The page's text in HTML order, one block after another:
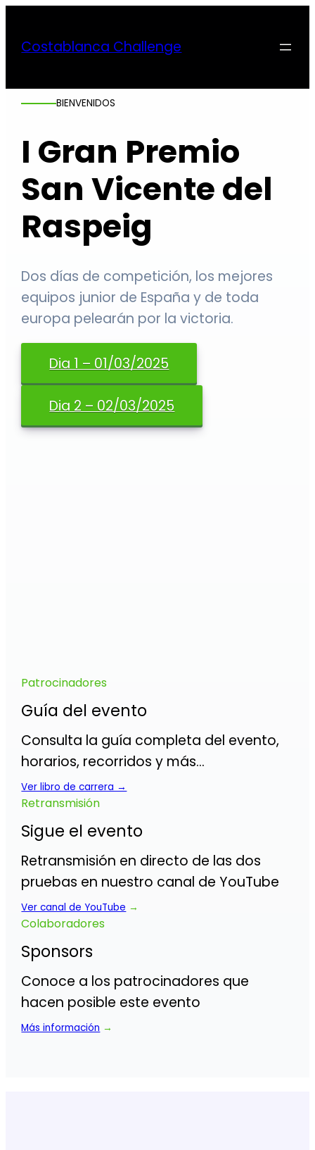
Costablanca Challenge
BIENVENIDOS
I Gran Premio
San Vicente del
Raspeig
Dos días de competición, los mejores
equipos junior de España y de toda
europa pelearán por la victoria.
Dia 1 – 01/03/2025
Dia 2 – 02/03/2025
Patrocinadores
Guía del evento
Consulta la guía completa del evento,
horarios, recorridos y más…
Ver libro de carrera →
Retransmisión
Sigue el evento
Retransmisión en directo de las dos
pruebas en nuestro canal de YouTube
Ver canal de YouTube →
Colaboradores
Sponsors
Conoce a los patrocinadores que
hacen posible este evento
Más información →